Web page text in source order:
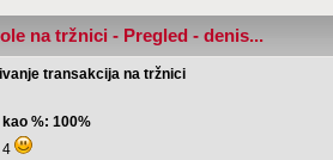
na tržnici - Pregled - denis...
transakcija na tržnici
%: 100%
4